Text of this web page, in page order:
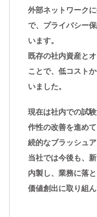
外部ネットワーク
で、プライバシー
います。
既存の社内資産と
ことで、低コスト
いました。
現在は社内での試
作性の改善を進め
続的なブラッシュ
当社では今後も、
内製し、業務に落
価値創出に取り組ん